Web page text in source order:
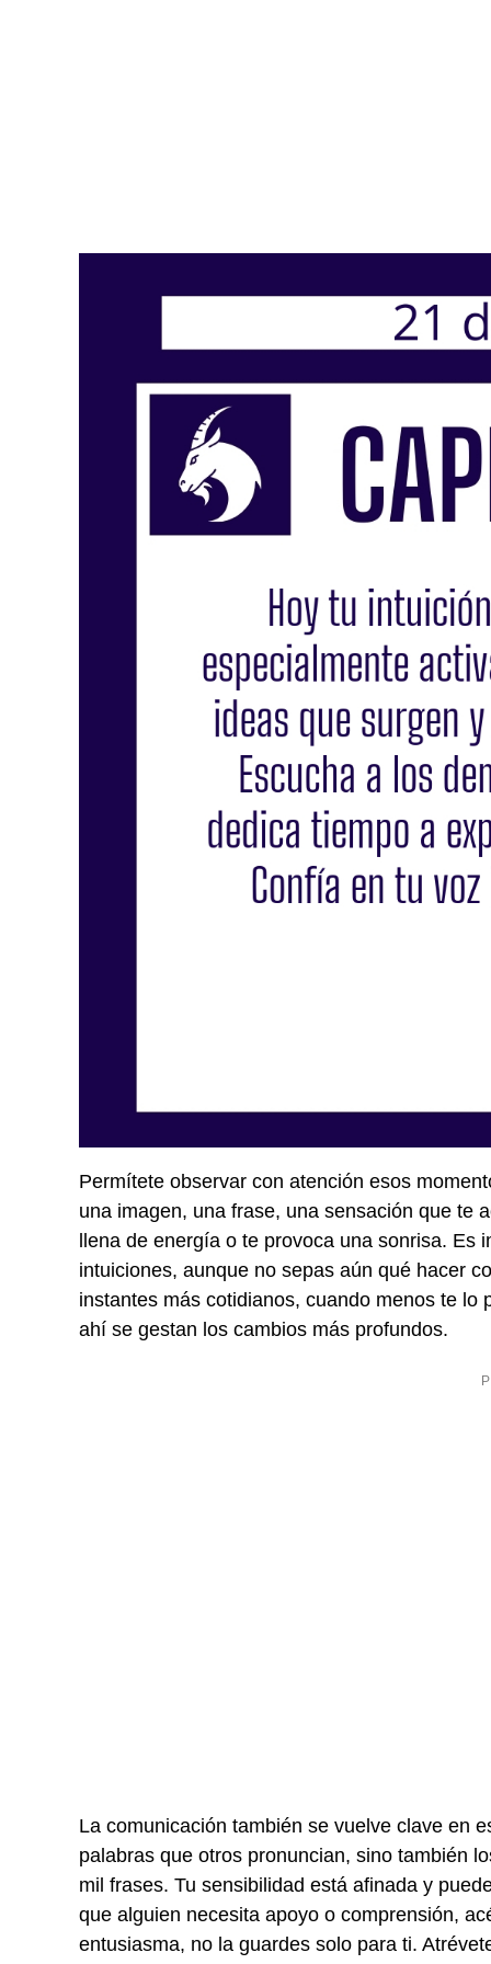
Permítete observar con atención esos
una imagen, una frase, una sensación que te
llena de energía o te provoca una sonrisa.
intuiciones, aunque no sepas aún qué hacer
instantes más cotidianos, cuando menos te
ahí se gestan los cambios más profundos.
La comunicación también se vuelve clave en
palabras que otros pronuncian, sino también
mil frases. Tu sensibilidad está afinada y
que alguien necesita apoyo o comprensión,
entusiasma, no la guardes solo para ti.